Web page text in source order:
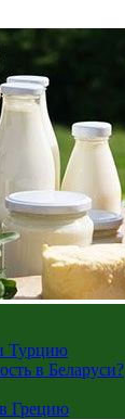
Турцию
в Беларуси?
Грецию